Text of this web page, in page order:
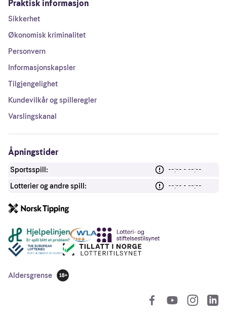
Praktisk informasjon
Sikkerhet
Økonomisk kriminalitet
Personvern
Informasjonskapsler
Tilgjengelighet
Kundevilkår og spilleregler
Varslingskanal
Åpningstider
Sportsspill:
--:-- - --:--
Lotterier og andre spill:
--:-- - --:--
Andre lenker
Aldersgrense
18 år